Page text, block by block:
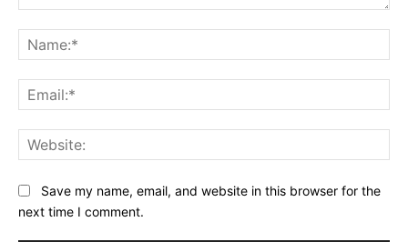
Save my name, email, and website in this browser for the
next time I comment.